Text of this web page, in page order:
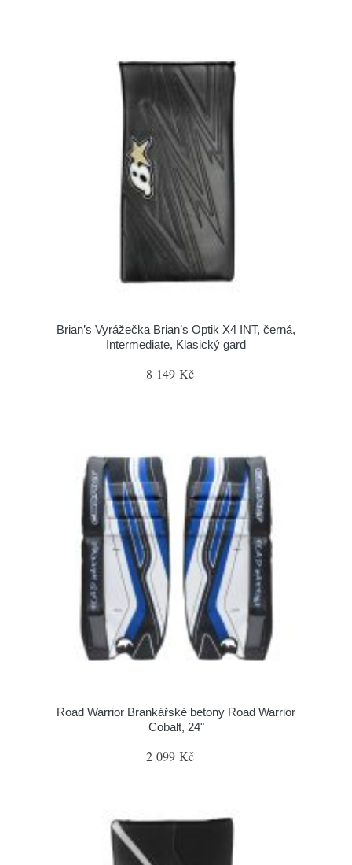
Brian’s Vyrážečka Brian’s Optik X4 INT, černá,
Intermediate, Klasický gard
8 149 Kč
Road Warrior Brankářské betony Road Warrior
Cobalt, 24"
2 099 Kč